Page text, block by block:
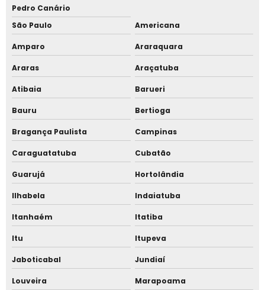
Orçamento de galpão de lona treliçado
Orçamento de tenda bolha
Orçamento de tenda carpinha
Orçamento de tenda sanfonada
Orçamento de tendas carpa
Orçamento de tendas piramidal
Piso tablado
Preço de galpão de lona
Tenda 10 por 10
Pedro Canário
São Paulo
Americana
Amparo Araraquara
Araras Araçatuba
Atibaia Barueri
Bauru Bertioga
Bragança Paulista Campinas
Caraguatatuba Cubatão
Guarujá Hortolândia
Ilhabela Indaiatuba
Itanhaém Itatiba
Itu Itupeva
Jaboticabal Jundiaí
Louveira Marapoama